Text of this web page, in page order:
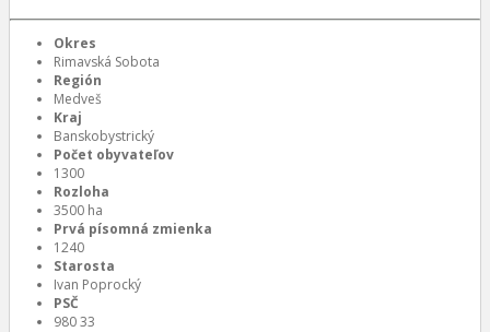
Okres
Rimavská Sobota
Región
Medveš
Kraj
Banskobystrický
Počet obyvateľov
1300
Rozloha
3500 ha
Prvá písomná zmienka
1240
Starosta
Ivan Poprocký
PSČ
980 33